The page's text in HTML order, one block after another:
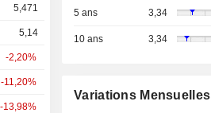
5,471
5,14
-2,20%
-11,20%
-13,98%
5 ans 3,34
10 ans 3,34
Variations Mensuelles